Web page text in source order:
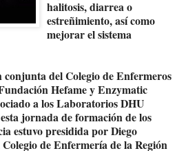
halitosis, diarrea o
estreñimiento, así como
mejorar el sistema
del Colegio de Enfermeros
Hefame y Enzymatic
a los Laboratorios DHU
jornada de formación de los
estuvo presidida por Diego
de Enfermería de la Región